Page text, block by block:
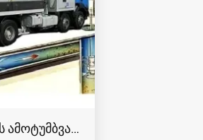
გაწმენდა